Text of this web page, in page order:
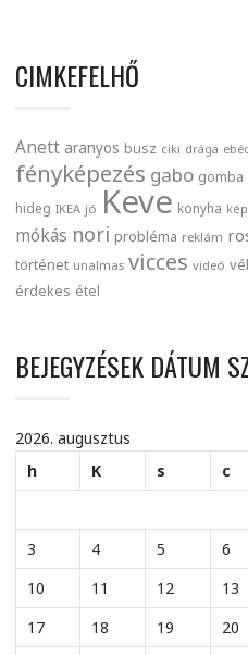
CIMKEFELHŐ
Anett aranyos busz ciki drága
fényképezés gabo gomba
hideg IKEA jó Keve konyha kép
mókás nori probléma reklám
történet unalmas vicces videó
érdekes étel
BEJEGYZÉSEK DÁTUM
2026. augusztus
h
K s c
3
4 5 6
10
11 12 13
17
18 19 20